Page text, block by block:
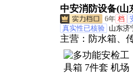
中安消防设备(山
6年 档
真实性已核验 山东济
主营： 防水箱、
升降履带底盘